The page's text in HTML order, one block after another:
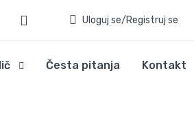
Uloguj se/Registruj se
Česta pitanja Kontakt